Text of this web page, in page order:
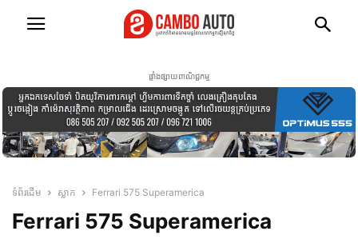
ផ្ទាំងផ្សាយពាណិជ្ជកម្ម
ទំព័រដើម ស្លាក Ferrari 575 Superamerica
Ferrari 575 Superamerica